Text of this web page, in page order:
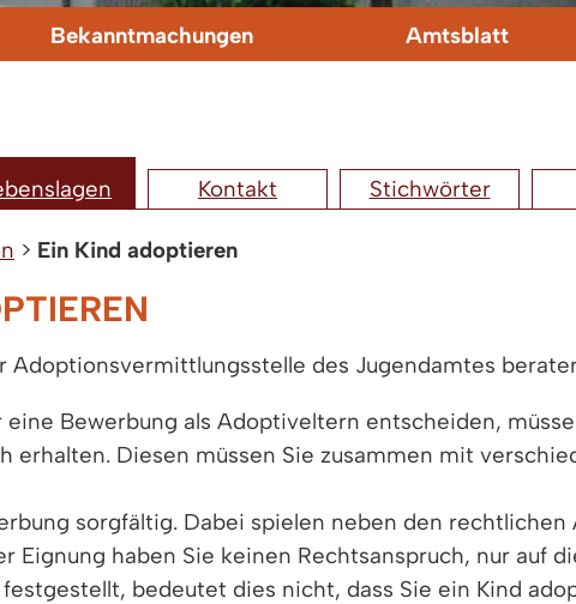
Bekanntmachungen Amtsblatt
Kontakt Stichwörter
> Ein Kind adoptieren
Adoptionsvermittlungsstelle des Jugendamtes
eine Bewerbung als Adoptiveltern entscheiden,
erhalten. Diesen müssen Sie zusammen mit
sorgfältig. Dabei spielen neben den
Eignung haben Sie keinen Rechtsanspruch, nur auf
bedeutet dies nicht, dass Sie ein Kind